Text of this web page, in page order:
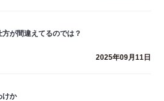
が間違えてるのでは？
2025年09月11日
けか